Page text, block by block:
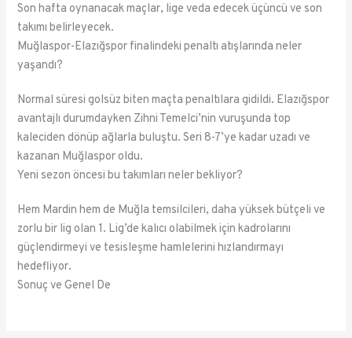
Son hafta oynanacak maçlar, lige veda edecek üçüncü ve son
takımı belirleyecek.
Muğlaspor-Elazığspor finalindeki penaltı atışlarında neler
yaşandı?
Normal süresi golsüz biten maçta penaltılara gidildi. Elazığspor
avantajlı durumdayken Zihni Temelci’nin vuruşunda top
kaleciden dönüp ağlarla buluştu. Seri 8-7’ye kadar uzadı ve
kazanan Muğlaspor oldu.
Yeni sezon öncesi bu takımları neler bekliyor?
Hem Mardin hem de Muğla temsilcileri, daha yüksek bütçeli ve
zorlu bir lig olan 1. Lig’de kalıcı olabilmek için kadrolarını
güçlendirmeyi ve tesisleşme hamlelerini hızlandırmayı
hedefliyor.
Sonuç ve Genel De